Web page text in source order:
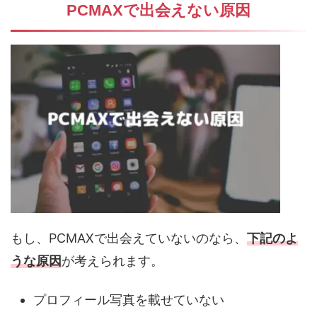
PCMAXで出会えない原因
もし、PCMAXで出会えていないのなら、 下記のよ
うな原因が考えられます。
プロフィール写真を載せていない